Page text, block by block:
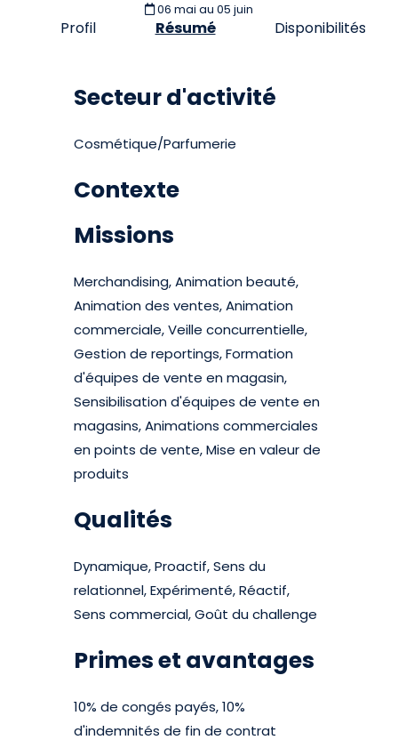
06 mai au 05 juin
Profil Résumé Disponibilités
Secteur d'activité
Cosmétique/Parfumerie
Contexte
Missions
Merchandising, Animation beauté,
Animation des ventes, Animation
commerciale, Veille concurrentielle,
Gestion de reportings, Formation
d'équipes de vente en magasin,
Sensibilisation d'équipes de vente en
magasins, Animations commerciales
en points de vente, Mise en valeur de
produits
Qualités
Dynamique, Proactif, Sens du
relationnel, Expérimenté, Réactif,
Sens commercial, Goût du challenge
Primes et avantages
10% de congés payés, 10%
d'indemnités de fin de contrat